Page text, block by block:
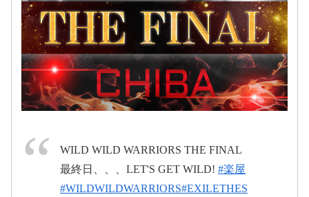
EXILE THE SECOND LIVE TOUR 2016-2017 “WILD
WILD WARRIORS”
pic.twitter.com/gASMcLfq4E
May 12,
2017
@AbemaTV
2017年5月13日
2017年5月12
日
WILD WILD WARRIORS THE FINAL
最終日、、、LET'S GET WILD! #楽屋
#WILDWILDWARRIORS#EXILETHES